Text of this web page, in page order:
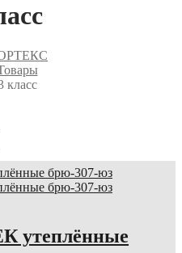
класс
утеплённые